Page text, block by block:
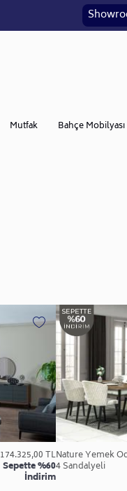
Mutfak Bahçe Mobilyası
174.325,00 TL
Sepette %60
İndirim
Nature Yemek
4 Sandalyeli